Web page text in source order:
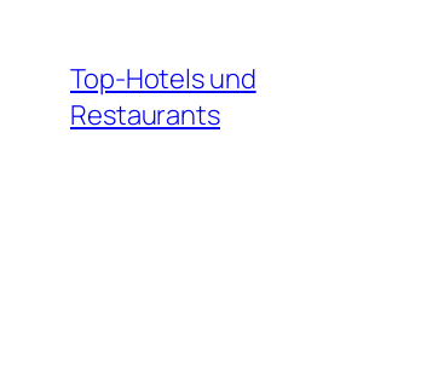
Inhalt
springen
Top-Hotels und
Restaurants